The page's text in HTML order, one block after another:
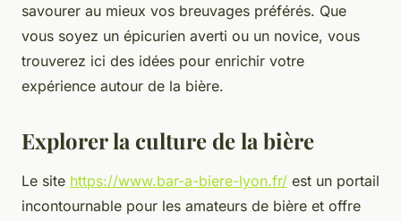
savourer au mieux vos breuvages préférés. Que
vous soyez un épicurien averti ou un novice, vous
trouverez ici des idées pour enrichir votre
expérience autour de la bière.
Explorer la culture de la bière
Le site https://www.bar-a-biere-lyon.fr/ est un portail
incontournable pour les amateurs de bière et offre